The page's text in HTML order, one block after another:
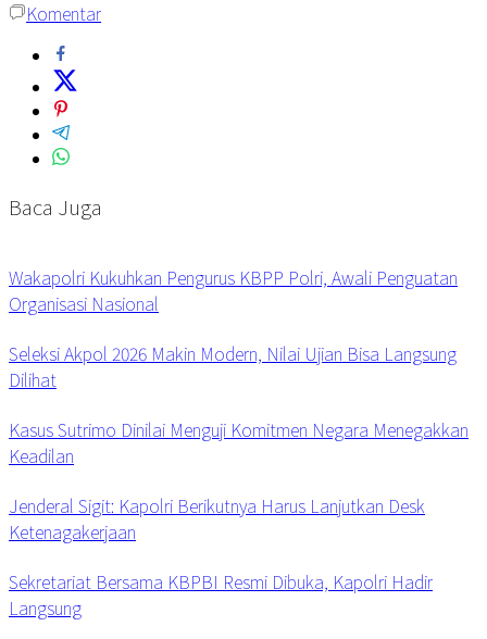
Komentar
Baca Juga
Wakapolri Kukuhkan Pengurus KBPP Polri, Awali Penguatan
Organisasi Nasional
Seleksi Akpol 2026 Makin Modern, Nilai Ujian Bisa Langsung
Dilihat
Kasus Sutrimo Dinilai Menguji Komitmen Negara Menegakkan
Keadilan
Jenderal Sigit: Kapolri Berikutnya Harus Lanjutkan Desk
Ketenagakerjaan
Sekretariat Bersama KBPBI Resmi Dibuka, Kapolri Hadir
Langsung